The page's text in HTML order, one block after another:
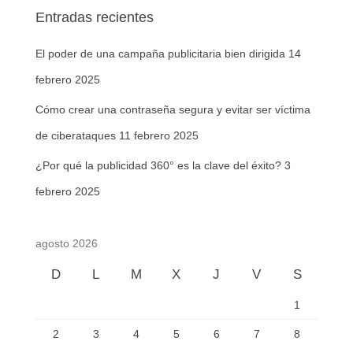
Entradas recientes
El poder de una campaña publicitaria bien dirigida 14
febrero 2025
Cómo crear una contraseña segura y evitar ser víctima
de ciberataques 11 febrero 2025
¿Por qué la publicidad 360° es la clave del éxito? 3
febrero 2025
agosto 2026
D L M X J V S
1
2 3 4 5 6 7 8